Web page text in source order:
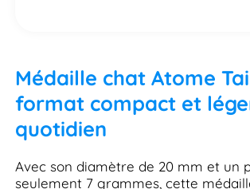
Médaille chat Atome
format compact et
quotidien
Avec son diamètre de 20 mm et un
seulement 7 grammes, cette